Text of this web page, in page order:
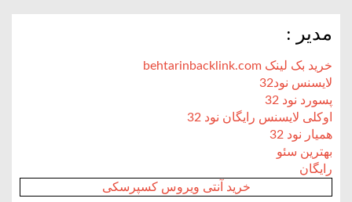
مدیر :
خرید بک لینک behtarinbacklink.com
لایسنس نود32
پسورد نود 32
اوکلی لایسنس رایگان نود 32
همیار نود 32
بهترین سئو
رایگان
خرید آنتی ویروس کسپرسکی